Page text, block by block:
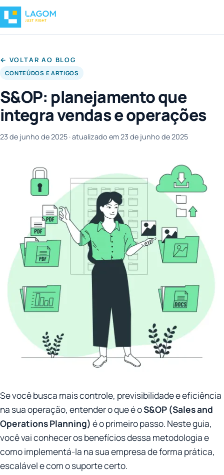
← VOLTAR AO BLOG
CONTEÚDOS E ARTIGOS
S&OP: planejamento que
integra vendas e operações
23 de junho de 2025 · atualizado em 23 de junho de 2025
Se você busca mais controle, previsibilidade e eficiência
na sua operação, entender o que é oS&OP (Sales and
Operations Planning) é o primeiro passo. Neste guia,
você vai conhecer os benefícios dessa metodologia e
como implementá-la na sua empresa de forma prática,
escalável e com o suporte certo.